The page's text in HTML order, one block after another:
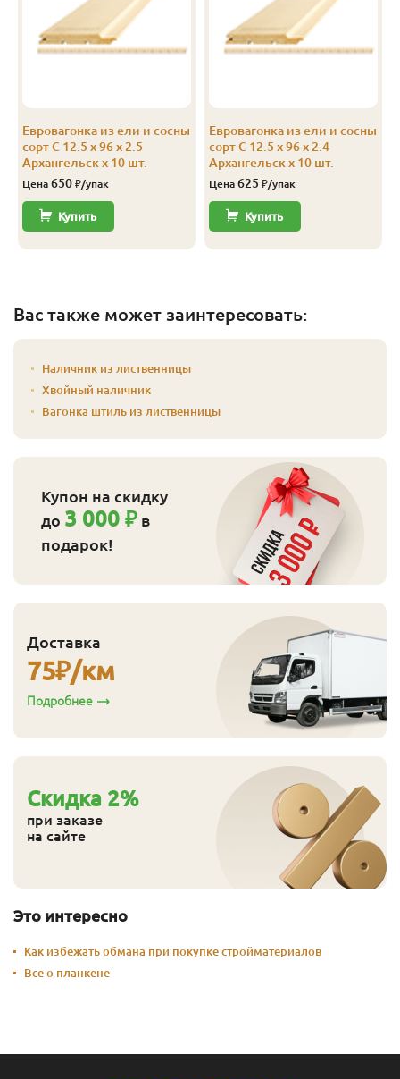
Евровагонка из ели и сосны
сорт С 12.5 x 96 x 2.5
Архангельск x 10 шт.
Цена 650 ₽/упак
Купить
Евровагонка из ели и сосны
сорт С 12.5 x 96 x 2.4
Архангельск x 10 шт.
Цена 625 ₽/упак
Купить
Вас также может заинтересовать:
Наличник из лиственницы
Хвойный наличник
Вагонка штиль из лиственницы
Купон на скидку
до 3 000 ₽ в
подарок!
Доставка
75₽/км
Подробнее
Cкидка 2%
при заказе
на сайте
Это интересно
Как избежать обмана при покупке стройматериалов
Все о планкене